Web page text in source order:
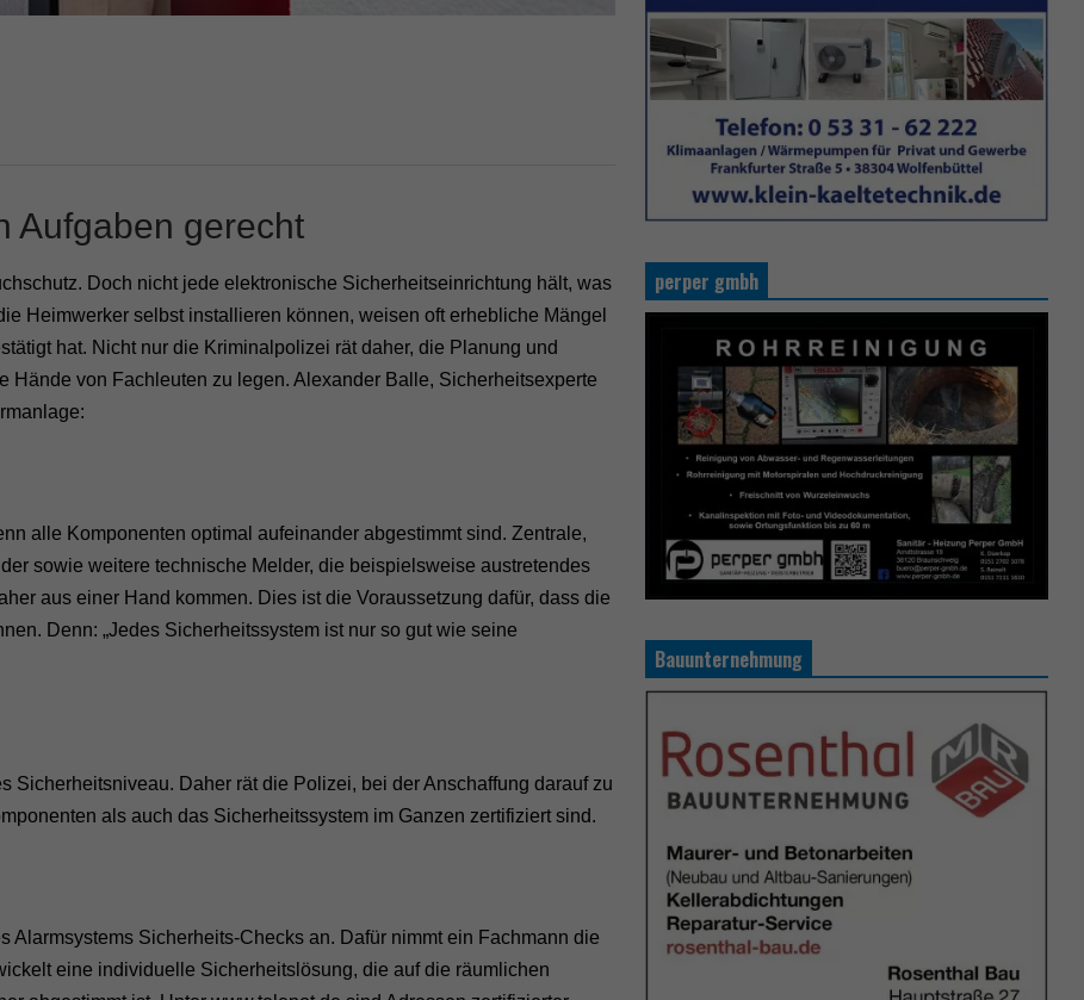
Aufgaben gerecht
Doch nicht jede elektronische Sicherheitseinrichtung hält, was
Heimwerker selbst installieren können, weisen oft erhebliche Mängel
hat. Nicht nur die Kriminalpolizei rät daher, die Planung und
Hände von Fachleuten zu legen. Alexander Balle, Sicherheitsexperte
alle Komponenten optimal aufeinander abgestimmt sind. Zentrale,
sowie weitere technische Melder, die beispielsweise austretendes
aus einer Hand kommen. Dies ist die Voraussetzung dafür, dass die
Denn: „Jedes Sicherheitssystem ist nur so gut wie seine
Sicherheitsniveau. Daher rät die Polizei, bei der Anschaffung darauf zu
als auch das Sicherheitssystem im Ganzen zertifiziert sind.
Alarmsystems Sicherheits-Checks an. Dafür nimmt ein Fachmann die
eine individuelle Sicherheitslösung, die auf die räumlichen
perper gmbh
Bauunternehmung